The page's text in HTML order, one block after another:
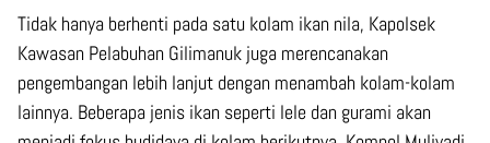
Tidak hanya berhenti pada satu kolam ikan nila, Kapolsek
Kawasan Pelabuhan Gilimanuk juga merencanakan
pengembangan lebih lanjut dengan menambah kolam-kolam
lainnya. Beberapa jenis ikan seperti lele dan gurami akan